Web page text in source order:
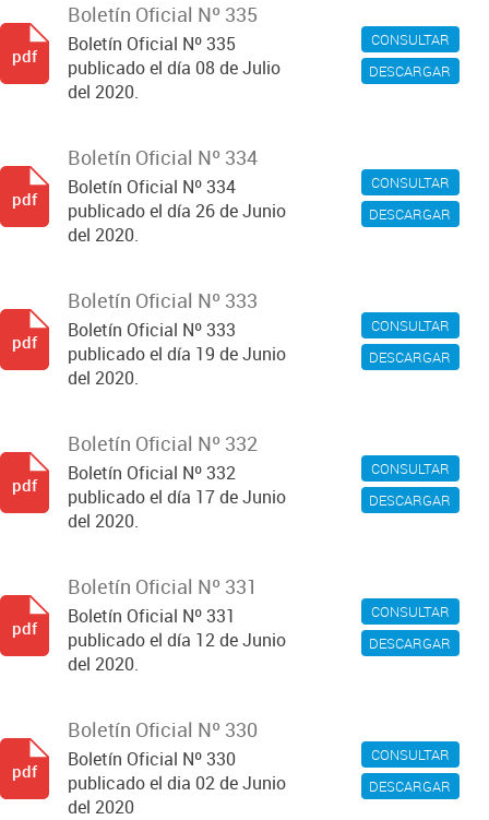
CONSULTAR
DESCARGAR
Boletín Oficial Nº 335
Boletín Oficial Nº 335
publicado el día 08 de Julio
del 2020.
pdf
CONSULTAR
DESCARGAR
Boletín Oficial Nº 334
Boletín Oficial Nº 334
publicado el día 26 de Junio
del 2020.
pdf
CONSULTAR
DESCARGAR
Boletín Oficial Nº 333
Boletín Oficial Nº 333
publicado el día 19 de Junio
del 2020.
pdf
CONSULTAR
DESCARGAR
Boletín Oficial Nº 332
Boletín Oficial Nº 332
publicado el día 17 de Junio
del 2020.
pdf
CONSULTAR
DESCARGAR
Boletín Oficial Nº 331
Boletín Oficial Nº 331
publicado el día 12 de Junio
del 2020.
pdf
CONSULTAR
DESCARGAR
Boletín Oficial Nº 330
Boletín Oficial Nº 330
publicado el dia 02 de Junio
del 2020
pdf